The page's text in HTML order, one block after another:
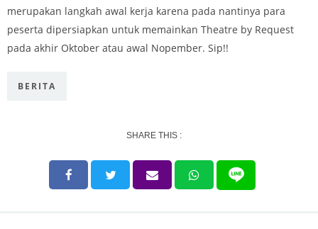
merupakan langkah awal kerja karena pada nantinya para
peserta dipersiapkan untuk memainkan Theatre by Request
pada akhir Oktober atau awal Nopember. Sip!!
BERITA
SHARE THIS :